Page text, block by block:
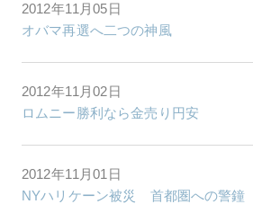
2012年11月05日
オバマ再選へ二つの神風
2012年11月02日
ロムニー勝利なら金売り円安
2012年11月01日
NYハリケーン被災 首都圏への警鐘